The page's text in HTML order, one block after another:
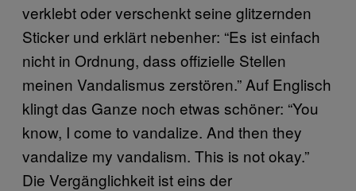
verklebt oder verschenkt seine glitzernden
Sticker und erklärt nebenher: “Es ist einfach
nicht in Ordnung, dass offizielle Stellen
meinen Vandalismus zerstören.” Auf Englisch
klingt das Ganze noch etwas schöner: “You
know, I come to vandalize. And then they
vandalize my vandalism. This is not okay.”
Die Vergänglichkeit ist eins der